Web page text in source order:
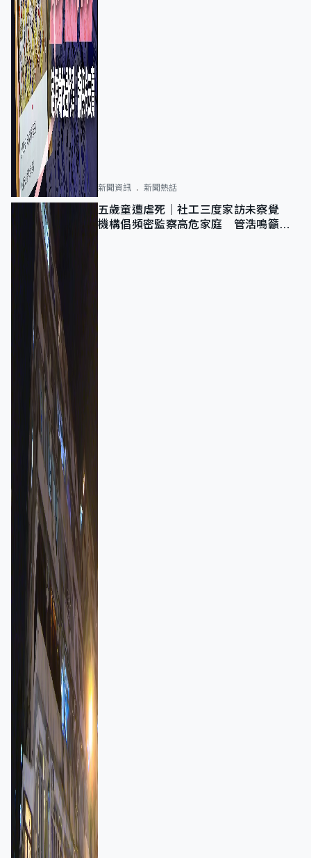
新聞資訊 新聞熱話
五歲童遭虐死｜社工三度家訪未察覺
機構倡頻密監察高危家庭 管浩鳴籲加